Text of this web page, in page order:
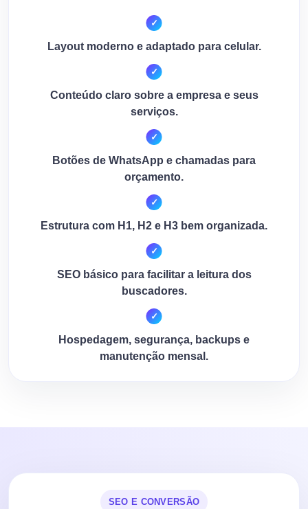
Layout moderno e adaptado para celular.
Conteúdo claro sobre a empresa e seus
serviços.
Botões de WhatsApp e chamadas para
orçamento.
Estrutura com H1, H2 e H3 bem organizada.
SEO básico para facilitar a leitura dos
buscadores.
Hospedagem, segurança, backups e
manutenção mensal.
SEO E CONVERSÃO